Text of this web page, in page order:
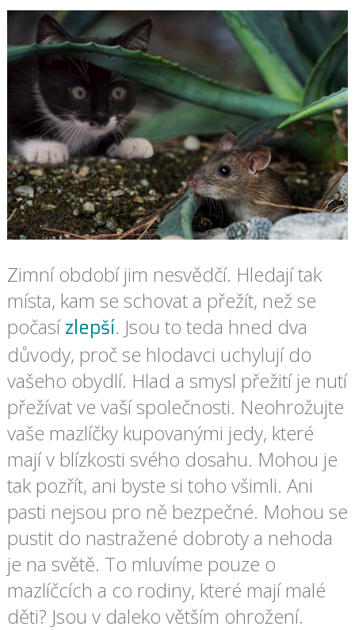
Zimní období jim nesvědčí. Hledají tak
místa, kam se schovat a přežít, než se
počasízlepší. Jsou to teda hned dva
důvody, proč se hlodavci uchylují do
vašeho obydlí. Hlad a smysl přežití je nutí
přežívat ve vaší společnosti. Neohrožujte
vaše mazlíčky kupovanými jedy, které
mají v blízkosti svého dosahu. Mohou je
tak pozřít, ani byste si toho všimli. Ani
pasti nejsou pro ně bezpečné. Mohou se
pustit do nastražené dobroty a nehoda
je na světě. To mluvíme pouze o
mazlíčcích a co rodiny, které mají malé
děti? Jsou v daleko větším ohrožení.